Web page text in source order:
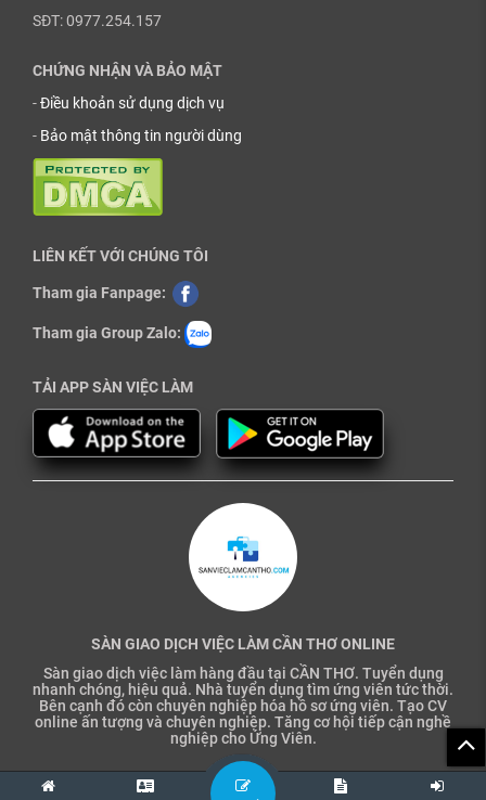
SĐT: 0977.254.157
CHỨNG NHẬN VÀ BẢO MẬT
-Điều khoản sử dụng dịch vụ
- Bảo mật thông tin người dùng
LIÊN KẾT VỚI CHÚNG TÔI
Tham gia Fanpage:
Tham gia Group Zalo:
TẢI APP SÀN VIỆC LÀM
SÀN GIAO DỊCH VIỆC LÀM CẦN THƠ ONLINE
Sàn giao dịch việc làm hàng đầu tại CẦN THƠ. Tuyển dụng
nhanh chóng, hiệu quả. Nhà tuyển dụng tìm ứng viên tức thời.
Bên cạnh đó còn chuyên nghiệp hóa hồ sơ ứng viên. Tạo CV
online ấn tượng và chuyên nghiệp. Tăng cơ hội tiếp cận nghề
nghiệp cho Ứng Viên.